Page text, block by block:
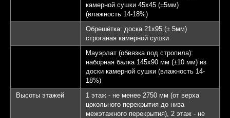
камерной сушки 45х45 (±5мм)
(влажность 14-18%)
Обрешётка: доска 21х95 (± 5мм)
строганая камерной сушки
Мауэрлат (обвязка под стропила):
наборная балка 145х90 мм (±10 мм) из
доски камерной сушки (влажность 14-
18%)
Высоты этажей
1 этаж - не менее 2750 мм (от верха
цокольного перекрытия до низа
межэтажного перекрытия), 2 этаж - не